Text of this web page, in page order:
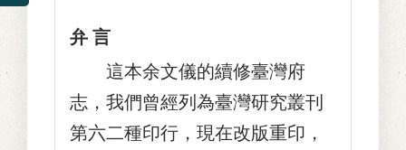
弁 言
這本余文儀的續修臺灣府
志，我們曾經列為臺灣研究叢刊
第六二種印行，現在改版重印，